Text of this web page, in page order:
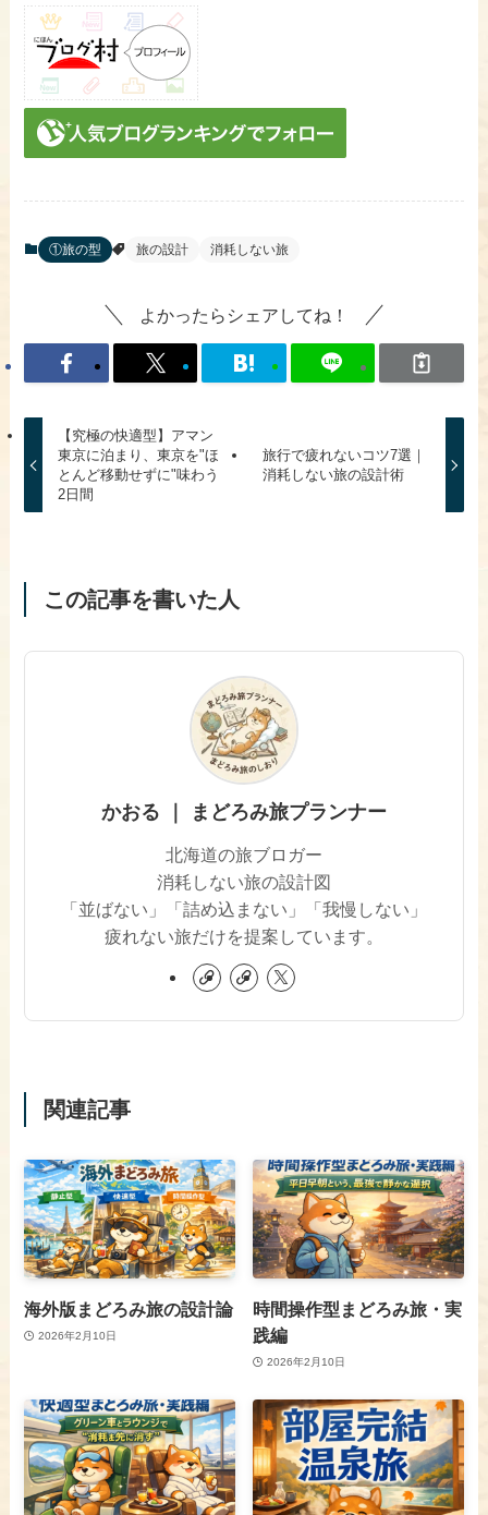
①旅の型 旅の設計 消耗しない旅
よかったらシェアしてね！
【究極の快適型】アマン
東京に泊まり、東京を"ほ
とんど移動せずに"味わう
2日間
旅行で疲れないコツ7選｜
消耗しない旅の設計術
この記事を書いた人
かおる ｜ まどろみ旅プランナー
北海道の旅ブロガー
消耗しない旅の設計図
「並ばない」「詰め込まない」「我慢しない」
疲れない旅だけを提案しています。
関連記事
海外版まどろみ旅の設計論
2026年2月10日
時間操作型まどろみ旅・実
践編
2026年2月10日